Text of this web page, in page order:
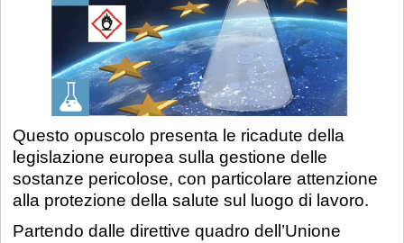
Questo opuscolo presenta le ricadute della
legislazione europea sulla gestione delle
sostanze pericolose, con particolare attenzione
alla protezione della salute sul luogo di lavoro.
Partendo dalle direttive quadro dell’Unione